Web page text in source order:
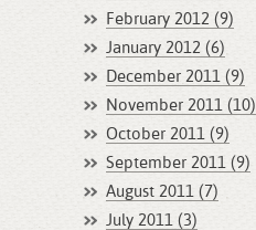
February 2012 (9)
January 2012 (6)
December 2011 (9)
November 2011 (10)
October 2011 (9)
September 2011 (9)
August 2011 (7)
July 2011 (3)